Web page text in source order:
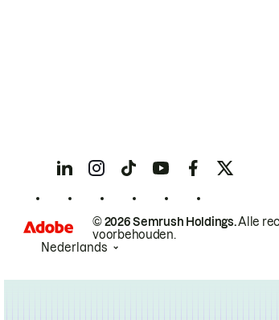
© 2026 Semrush Holdings.Alle
voorbehouden.
Nederlands